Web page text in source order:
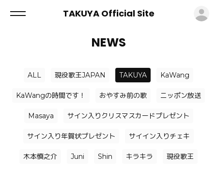
TAKUYA Official Site
NEWS
ALL 現役歌王JAPAN TAKUYA KaWang
KaWangの時間です！ おやすみ前の歌 ニッポン放送
Masaya サイン入りクリスマスカードプレゼント
サイン入り年賀状プレゼント サイイン入りチェキ
木本慎之介 Juni Shin キラキラ 現役歌王